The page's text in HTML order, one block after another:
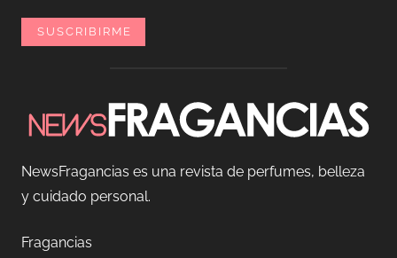
NewsFragancias es una revista de perfumes, belleza
y cuidado personal.
Fragancias